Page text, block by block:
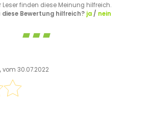
Leser finden diese Meinung hilfreich.
diese Bewertung hilfreich? ja/ nein
vom 30.07.2022